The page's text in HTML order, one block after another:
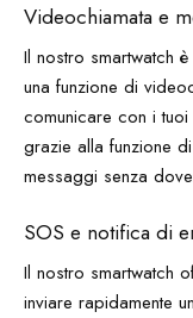
Videochiamata e
Il nostro smartwatch
una funzione di
comunicare con i
grazie alla funzione
messaggi senza
SOS e notifica di
Il nostro smartwatch
inviare rapidamente